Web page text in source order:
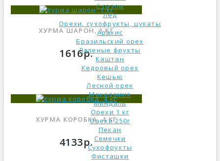
С газом
Лёд
Орехи, сухофрукты, цукаты
Арахис
Бразильский орех
Вяленые фрукты
Каштан
Кедровый орех
Кешью
Лесной орех
Макадамия
Миндаль
Орехи 1 кг
Орехи 250г
Пекан
Семечки
Сухофрукты
Фисташки
ХУРМА ШАРОН, 1 КГ
1616р.
ХУРМА КОРОБКА, 4 КГ
4133р.